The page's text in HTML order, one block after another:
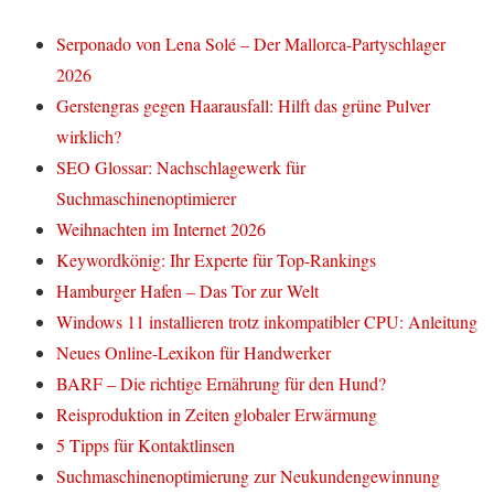
Serponado von Lena Solé – Der Mallorca-Partyschlager
2026
Gerstengras gegen Haarausfall: Hilft das grüne Pulver
wirklich?
SEO Glossar: Nachschlagewerk für
Suchmaschinenoptimierer
Weihnachten im Internet 2026
Keywordkönig: Ihr Experte für Top-Rankings
Hamburger Hafen – Das Tor zur Welt
Windows 11 installieren trotz inkompatibler CPU: Anleitung
Neues Online-Lexikon für Handwerker
BARF – Die richtige Ernährung für den Hund?
Reisproduktion in Zeiten globaler Erwärmung
5 Tipps für Kontaktlinsen
Suchmaschinenoptimierung zur Neukundengewinnung